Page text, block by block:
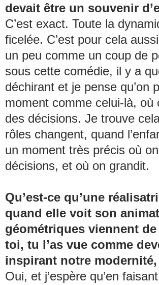
devait être un souvenir
C’est exact. Toute la
ficelée. C’est pour cela
un peu comme un coup de
sous cette comédie, il y a
déchirant et je pense qu’on
moment comme celui-là, où
des décisions. Je trouve
rôles changent, quand
un moment très précis où
décisions, et où on grandit.
Qu’est-ce qu’une
quand elle voit son
géométriques viennent
toi, tu l’as vue comme
inspirant notre modernité,
Oui, et j’espère qu’en